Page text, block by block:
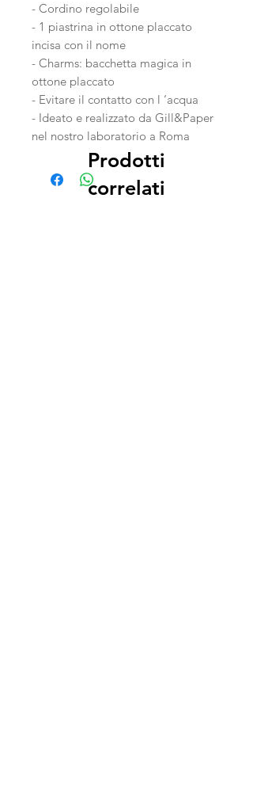
- Cordino regolabile
- 1 piastrina in ottone placcato
incisa con il nome
- Charms: bacchetta magica in
ottone placcato
- Evitare il contatto con l ‘acqua
- Ideato e realizzato da Gill&Paper
nel nostro laboratorio a Roma
Prodotti
correlati